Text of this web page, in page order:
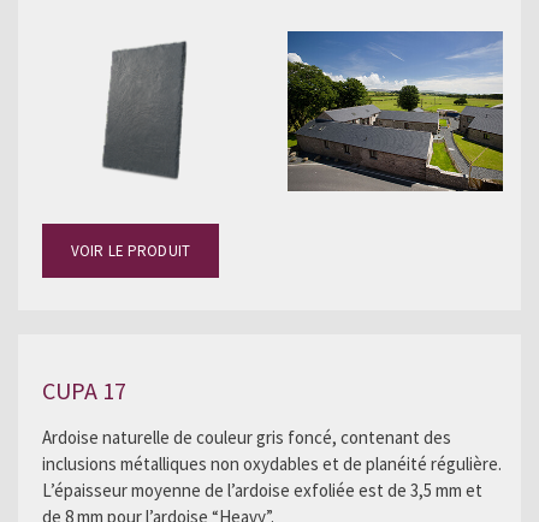
VOIR LE PRODUIT
CUPA 17
Ardoise naturelle de couleur gris foncé, contenant des
inclusions métalliques non oxydables et de planéité régulière.
L’épaisseur moyenne de l’ardoise exfoliée est de 3,5 mm et
de 8 mm pour l’ardoise “Heavy”.